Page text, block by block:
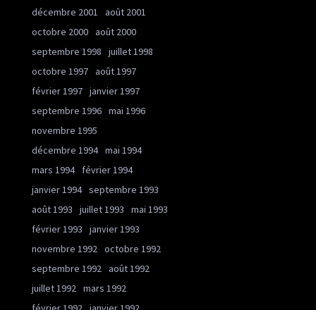
décembre 2001
août 2001
octobre 2000 août 2000
septembre 1998
juillet 1998
octobre 1997 août 1997
février 1997 janvier 1997
septembre 1996 mai 1996
novembre 1995
décembre 1994 mai 1994
mars 1994
février 1994
janvier 1994 septembre 1993
août 1993
juillet 1993
mai 1993
février 1993
janvier 1993
novembre 1992 octobre 1992
septembre 1992 août 1992
juillet 1992 mars 1992